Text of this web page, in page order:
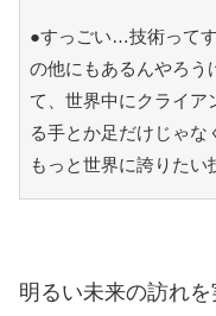
●すっごい…技術って
の他にもあるんやろう
て、世界中にクライア
る手とか足だけじゃな
もっと世界に誇りたい
明るい未来の訪れ